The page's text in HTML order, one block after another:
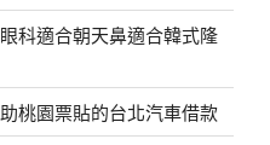
科適合朝天鼻適合韓式隆
桃園票貼的台北汽車借款